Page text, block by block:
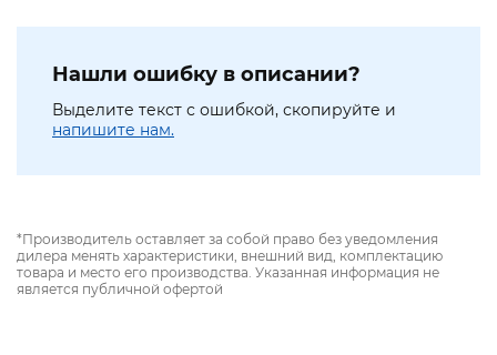
Нашли ошибку в описании?
Выделите текст с ошибкой, скопируйте и
напишите нам.
*Производитель оставляет за собой право без уведомления
дилера менять характеристики, внешний вид, комплектацию
товара и место его производства. Указанная информация не
является публичной офертой